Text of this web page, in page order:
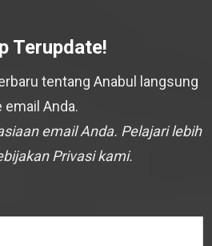
Terupdate!
tentang Anabul langsung
email Anda.
email Anda. Pelajari lebih
Privasi kami.